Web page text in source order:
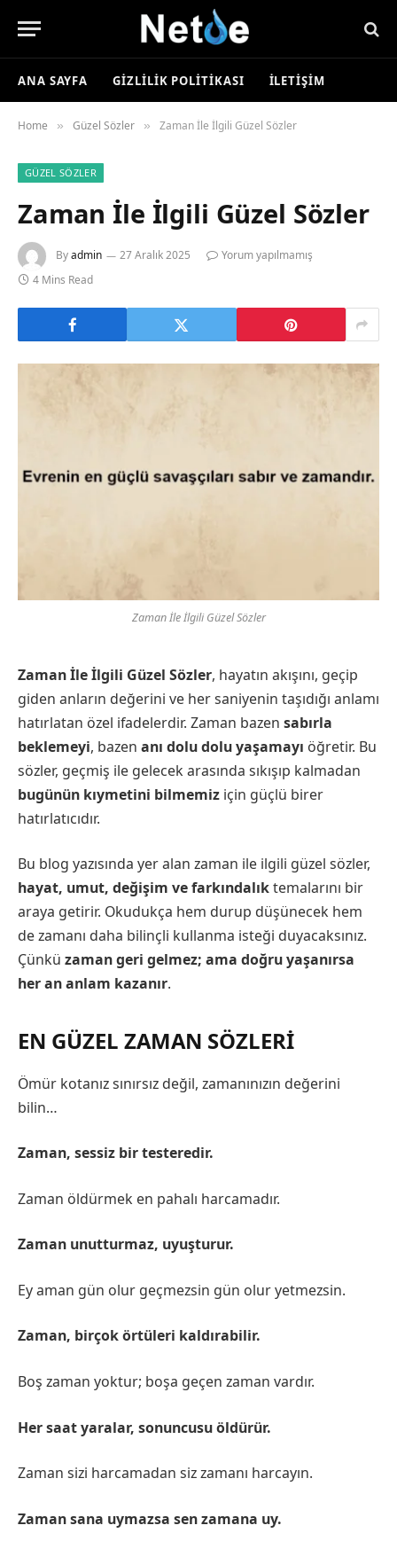
ANA SAYFA GIZLILIK POLITIKASI İLETIŞIM
Home » Güzel Sözler » Zaman İle İlgili Güzel Sözler
GÜZEL SÖZLER
Zaman İle İlgili Güzel Sözler
Byadmin 27 Aralık 2025
Yorum yapılmamış
4 Mins Read
Zaman İle İlgili Güzel Sözler
Zaman İle İlgili Güzel Sözler, hayatın akışını, geçip
giden anların değerini ve her saniyenin taşıdığı anlamı
hatırlatan özel ifadelerdir. Zaman bazen sabırla
beklemeyi, bazen anı dolu dolu yaşamayı öğretir. Bu
sözler, geçmiş ile gelecek arasında sıkışıp kalmadan
bugünün kıymetini bilmemiz için güçlü birer
hatırlatıcıdır.
Bu blog yazısında yer alan zaman ile ilgili güzel sözler,
hayat, umut, değişim ve farkındalıktemalarını bir
araya getirir. Okudukça hem durup düşünecek hem
de zamanı daha bilinçli kullanma isteği duyacaksınız.
Çünkü zaman geri gelmez; ama doğru yaşanırsa
her an anlam kazanır.
EN GÜZEL ZAMAN SÖZLERİ
Ömür kotanız sınırsız değil, zamanınızın değerini
bilin…
Zaman, sessiz bir testeredir.
Zaman öldürmek en pahalı harcamadır.
Zaman unutturmaz, uyuşturur.
Ey aman gün olur geçmezsin gün olur yetmezsin.
Zaman, birçok örtüleri kaldırabilir.
Boş zaman yoktur; boşa geçen zaman vardır.
Her saat yaralar, sonuncusu öldürür.
Zaman sizi harcamadan siz zamanı harcayın.
Zaman sana uymazsa sen zamana uy.